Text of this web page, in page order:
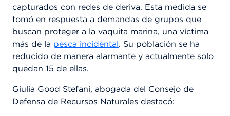
capturados con redes de deriva. Esta medida se
tomó en respuesta a demandas de grupos que
buscan proteger a la vaquita marina, una víctima
más de la pesca incidental. Su población se ha
reducido de manera alarmante y actualmente solo
quedan 15 de ellas.
Giulia Good Stefani, abogada del Consejo de
Defensa de Recursos Naturales destacó: